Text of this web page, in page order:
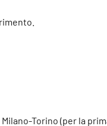
Torino (per la